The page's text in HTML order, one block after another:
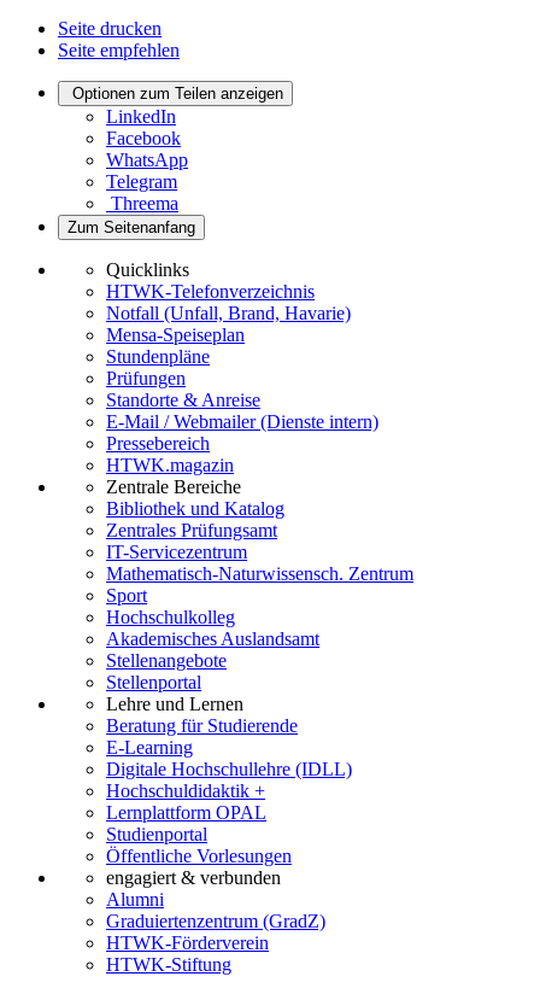
Seite drucken
Seite empfehlen
Optionen zum Teilen anzeigen
LinkedIn
Facebook
WhatsApp
Telegram
Threema
Zum Seitenanfang
Quicklinks
HTWK-Telefonverzeichnis
Notfall (Unfall, Brand, Havarie)
Mensa-Speiseplan
Stundenpläne
Prüfungen
Standorte & Anreise
E-Mail / Webmailer (Dienste intern)
Pressebereich
HTWK.magazin
Zentrale Bereiche
Bibliothek und Katalog
Zentrales Prüfungsamt
IT-Servicezentrum
Mathematisch-Naturwissensch. Zentrum
Sport
Hochschulkolleg
Akademisches Auslandsamt
Stellenangebote
Stellenportal
Lehre und Lernen
Beratung für Studierende
E-Learning
Digitale Hochschullehre (IDLL)
Hochschuldidaktik +
Lernplattform OPAL
Studienportal
Öffentliche Vorlesungen
engagiert & verbunden
Alumni
Graduiertenzentrum (GradZ)
HTWK-Förderverein
HTWK-Stiftung